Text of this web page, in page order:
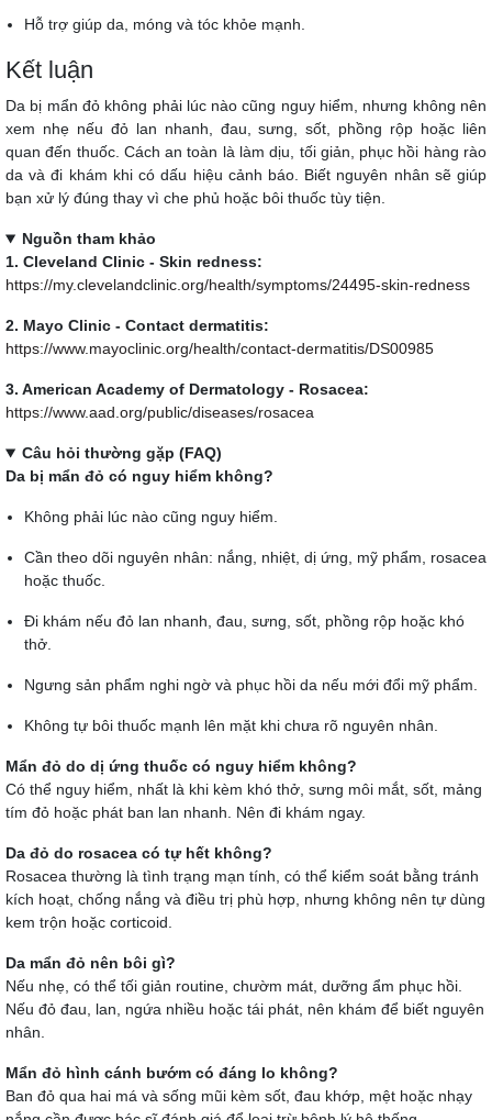
Hỗ trợ giúp da, móng và tóc khỏe mạnh.
Kết luận
Da bị mẩn đỏ không phải lúc nào cũng nguy hiểm, nhưng không nên
xem nhẹ nếu đỏ lan nhanh, đau, sưng, sốt, phồng rộp hoặc liên
quan đến thuốc. Cách an toàn là làm dịu, tối giản, phục hồi hàng rào
da và đi khám khi có dấu hiệu cảnh báo. Biết nguyên nhân sẽ giúp
bạn xử lý đúng thay vì che phủ hoặc bôi thuốc tùy tiện.
Nguồn tham khảo
1. Cleveland Clinic - Skin redness:
https://my.clevelandclinic.org/health/symptoms/24495-skin-redness
2. Mayo Clinic - Contact dermatitis:
https://www.mayoclinic.org/health/contact-dermatitis/DS00985
3. American Academy of Dermatology - Rosacea:
https://www.aad.org/public/diseases/rosacea
Câu hỏi thường gặp (FAQ)
Da bị mẩn đỏ có nguy hiểm không?
Không phải lúc nào cũng nguy hiểm.
Cần theo dõi nguyên nhân: nắng, nhiệt, dị ứng, mỹ phẩm, rosacea
hoặc thuốc.
Đi khám nếu đỏ lan nhanh, đau, sưng, sốt, phồng rộp hoặc khó
thở.
Ngưng sản phẩm nghi ngờ và phục hồi da nếu mới đổi mỹ phẩm.
Không tự bôi thuốc mạnh lên mặt khi chưa rõ nguyên nhân.
Mẩn đỏ do dị ứng thuốc có nguy hiểm không?
Có thể nguy hiểm, nhất là khi kèm khó thở, sưng môi mắt, sốt, mảng
tím đỏ hoặc phát ban lan nhanh. Nên đi khám ngay.
Da đỏ do rosacea có tự hết không?
Rosacea thường là tình trạng mạn tính, có thể kiểm soát bằng tránh
kích hoạt, chống nắng và điều trị phù hợp, nhưng không nên tự dùng
kem trộn hoặc corticoid.
Da mẩn đỏ nên bôi gì?
Nếu nhẹ, có thể tối giản routine, chườm mát, dưỡng ẩm phục hồi.
Nếu đỏ đau, lan, ngứa nhiều hoặc tái phát, nên khám để biết nguyên
nhân.
Mẩn đỏ hình cánh bướm có đáng lo không?
Ban đỏ qua hai má và sống mũi kèm sốt, đau khớp, mệt hoặc nhạy